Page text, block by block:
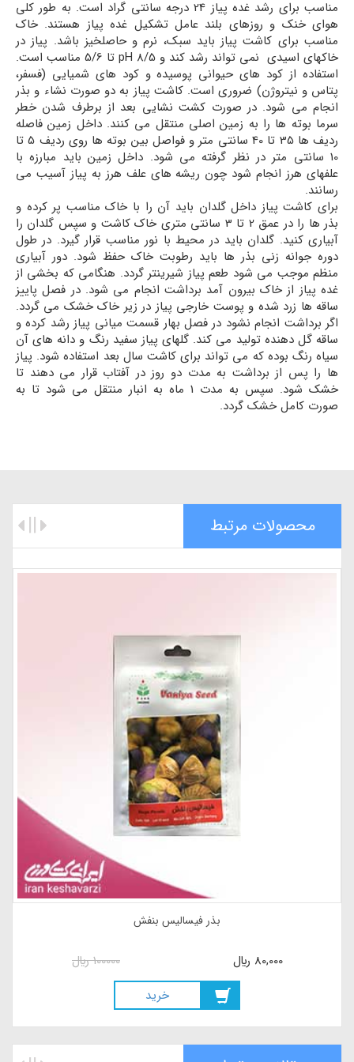
مناسب برای رشد غده پیاز 24 درجه سانتی گراد است. به طور کلی
هوای خنک و روزهای بلند عامل تشکیل غده پیاز هستند. خاک
مناسب برای کاشت پیاز باید سبک، نرم و حاصلخیز باشد. پیاز در
خاکهای اسیدی نمی تواند رشد کند و pH 8/5 تا 5/6 مناسب است.
استفاده از کود های حیوانی پوسیده و کود های شمیایی (فسفر،
پتاس و نیتروژن) ضروری است. کاشت پیاز به دو صورت نشاء و بذر
انجام می شود. در صورت کشت نشایی بعد از برطرف شدن خطر
سرما بوته ها را به زمین اصلی منتقل می کنند. داخل زمین فاصله
ردیف ها 35 تا 40 سانتی متر و فواصل بین بوته ها روی ردیف 5 تا
10 سانتی متر در نظر گرفته می شود. داخل زمین باید مبارزه با
علفهای هرز انجام شود چون ریشه های علف هرز به پیاز آسیب می
رسانند.
برای کاشت پیاز داخل گلدان باید آن را با خاک مناسب پر کرده و
بذر ها را در عمق 2 تا 3 سانتی متری خاک کاشت و سپس گلدان را
آبیاری کنید. گلدان باید در محیط با نور مناسب قرار گیرد. در طول
دوره جوانه زنی بذر ها باید رطوبت خاک حفظ شود. دور آبیاری
منظم موجب می شود طعم پیاز شیرینتر گردد. هنگامی که بخشی از
غده پیاز از خاک بیرون آمد برداشت انجام می شود. در فصل پاییز
ساقه ها زرد شده و پوست خارجی پیاز در زیر خاک خشک می گردد.
اگر برداشت انجام نشود در فصل بهار قسمت میانی پیاز رشد کرده و
ساقه گل دهنده تولید می کند. گلهای پیاز سفید رنگ و دانه های آن
سیاه رنگ بوده که می تواند برای کاشت سال بعد استفاده شود. پیاز
ها را پس از برداشت به مدت دو روز در آفتاب قرار می دهند تا
خشک شود. سپس به مدت 1 ماه به انبار منتقل می شود تا به
صورت کامل خشک گردد.
محصولات مرتبط
بذر درخت میوه هانی بری
100000ريال 80,000ريال
خريد